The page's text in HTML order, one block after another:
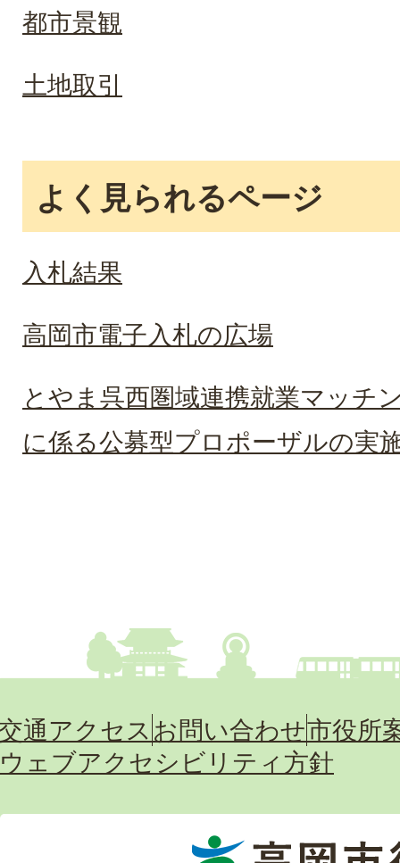
都市景観
土地取引
よく見られるページ
入札結果
高岡市電子入札の広場
とやま呉西圏域連携就業マッチ
に係る公募型プロポーザルの実
通アクセス お問い合わせ市役所
ウェブアクセシビリティ方針